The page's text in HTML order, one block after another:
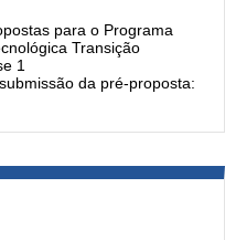
para o Programa
Transição
1
da pré-proposta: